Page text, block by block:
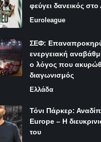
φεύγει δανεικός στο
Euroleague
ΣΕΦ:
ενεργειακή
ο λόγος που
διαγωνισμός
Ελλάδα
Τόνι Πάρκερ:
Europe – Η
του